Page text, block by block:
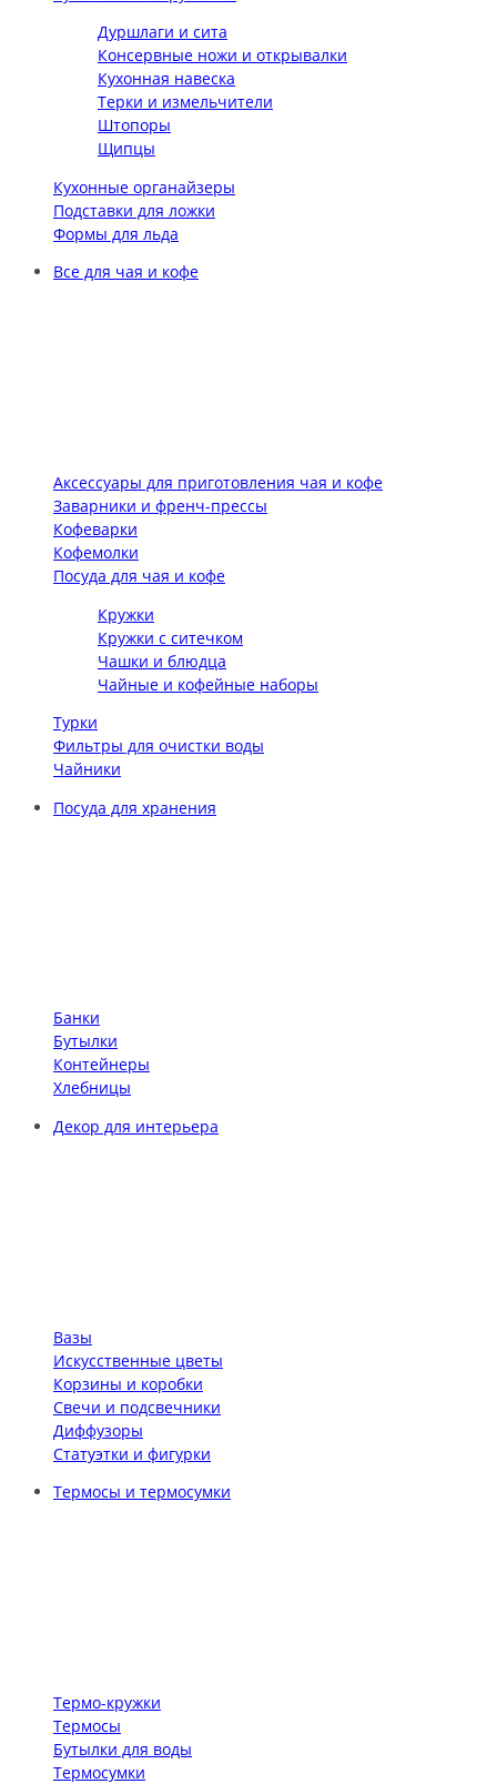
Дуршлаги и сита
Консервные ножи и открывалки
Кухонная навеска
Терки и измельчители
Штопоры
Щипцы
Кухонные органайзеры
Подставки для ложки
Формы для льда
Все для чая и кофе
Аксессуары для приготовления чая и кофе
Заварники и френч-прессы
Кофеварки
Кофемолки
Посуда для чая и кофе
Кружки
Кружки с ситечком
Чашки и блюдца
Чайные и кофейные наборы
Турки
Фильтры для очистки воды
Чайники
Посуда для хранения
Банки
Бутылки
Контейнеры
Хлебницы
Декор для интерьера
Вазы
Искусственные цветы
Корзины и коробки
Свечи и подсвечники
Диффузоры
Статуэтки и фигурки
Термосы и термосумки
Термо-кружки
Термосы
Бутылки для воды
Термосумки